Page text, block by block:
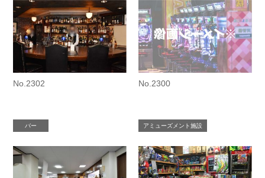
No.2302
バー
No.2300
アミューズメント施設